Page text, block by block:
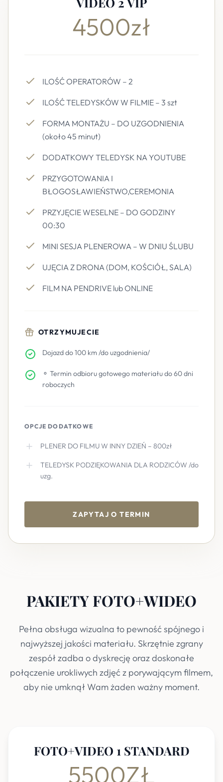
4500zł
ILOŚĆ OPERATORÓW – 2
ILOŚĆ TELEDYSKÓW W FILMIE – 3 szt
FORMA MONTAŻU – DO UZGODNIENIA
(około 45 minut)
DODATKOWY TELEDYSK NA YOUTUBE
PRZYGOTOWANIA I
BŁOGOSŁAWIEŃSTWO,CEREMONIA
PRZYJĘCIE WESELNE – DO GODZINY
00:30
MINI SESJA PLENEROWA – W DNIU ŚLUBU
UJĘCIA Z DRONA (DOM, KOŚCIÓŁ, SALA)
FILM NA PENDRIVE lub ONLINE
OTRZYMUJECIE
Dojazd do 100 km /do uzgodnienia/
⚬ Termin odbioru gotowego materiału do 60 dni
roboczych
OPCJE DODATKOWE
PLENER DO FILMU W INNY DZIEŃ – 800zł
TELEDYSK PODZIĘKOWANIA DLA RODZICÓW /do
uzg.
ZAPYTAJ O TERMIN
PAKIETY FOTO+WIDEO
Pełna obsługa wizualna to pewność spójnego i
najwyższej jakości materiału. Skrzętnie zgrany
zespół zadba o dyskrecję oraz doskonałe
połączenie urokliwych zdjęć z porywającym filmem,
aby nie umknął Wam żaden ważny moment.
FOTO+VIDEO 1 STANDARD
5500ZŁ